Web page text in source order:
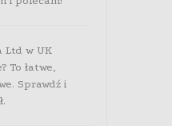
Ltd w UK
To łatwe,
Sprawdź i